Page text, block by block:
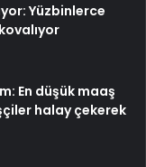
Yüzbinlerce
En düşük maaş
halay çekerek